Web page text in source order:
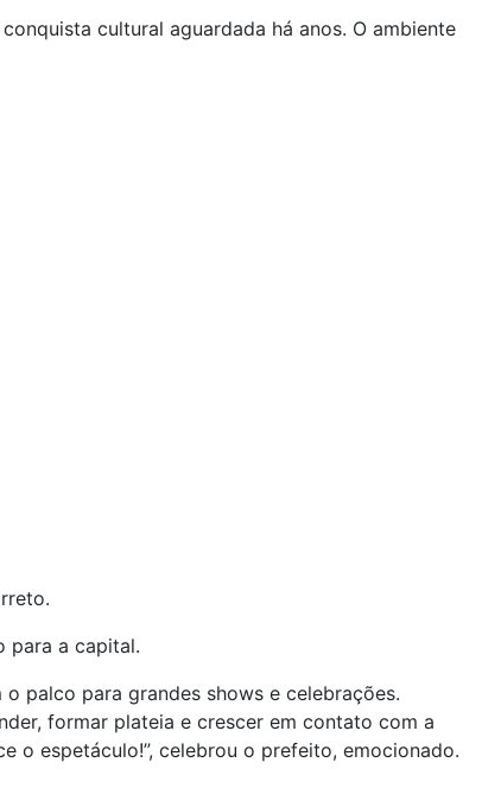
cultural aguardada há anos. O ambiente
para a capital.
palco para grandes shows e celebrações.
formar plateia e crescer em contato com a
o espetáculo!”, celebrou o prefeito, emocionado.